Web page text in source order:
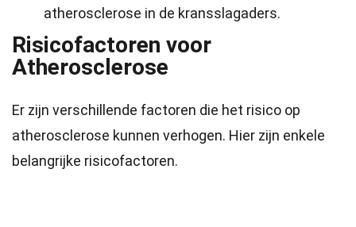
atherosclerose in de kransslagaders.
Risicofactoren voor
Atherosclerose
Er zijn verschillende factoren die het risico op
atherosclerose kunnen verhogen. Hier zijn enkele
belangrijke risicofactoren.